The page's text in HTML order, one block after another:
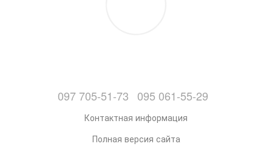
097 705-51-73 095 061-55-29
Контактная информация
Полная версия сайта